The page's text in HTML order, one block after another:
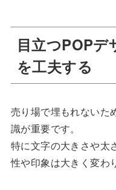
目立つPOPデ
を工夫する
売り場で埋もれないた
識が重要です。
特に文字の大きさや太
性や印象は大きく変わ